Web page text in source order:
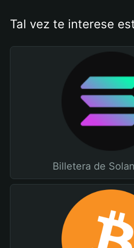
Tal vez te interese
Billetera de